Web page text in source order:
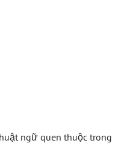
ngữ quen thuộc trong